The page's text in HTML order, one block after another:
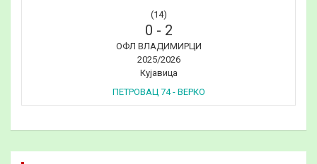
(14)
0 - 2
ОФЛ ВЛАДИМИРЦИ
2025/2026
Кујавица
ПЕТРОВАЦ 74 - ВЕРКО